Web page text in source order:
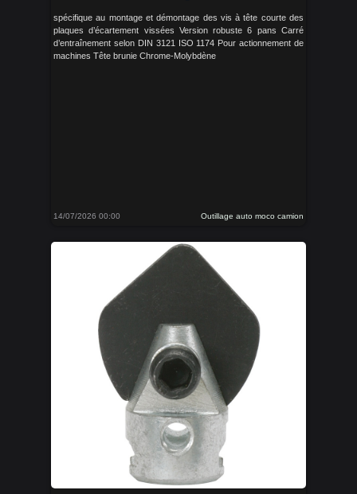
spécifique au montage et démontage des vis à tête courte des
plaques d’écartement vissées Version robuste 6 pans Carré
d’entraînement selon DIN 3121 ISO 1174 Pour actionnement de
machines Tête brunie Chrome-Molybdène
14/07/2026 00:00 Outillage auto moco camion